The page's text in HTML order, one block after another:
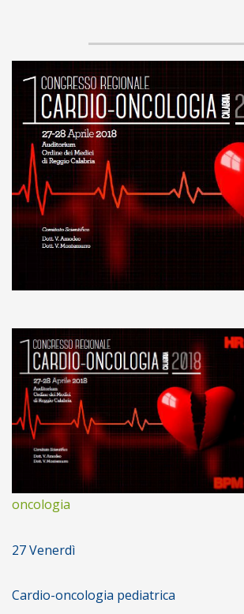
oncologia
27 Venerdì
Cardio-oncologia pediatrica